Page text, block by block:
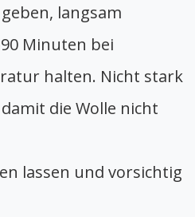
langsam
Minuten bei
halten. Nicht stark
die Wolle nicht
lassen und vorsichtig